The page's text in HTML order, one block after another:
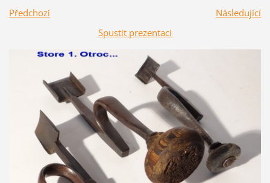
Předchozí
Následující
Spustit prezentaci